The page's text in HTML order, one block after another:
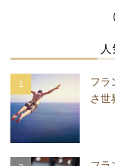
フラ
さ世